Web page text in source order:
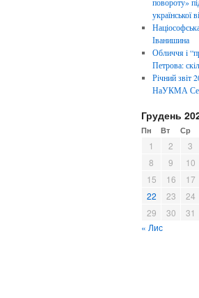
української
Іванишина
Обличчя i
Петрова:
Річний звіт
НаУКМА
Грудень
Пн Вт Ср
1 2 3
8
9 10
15
16 17
22
23 24
29
30
31
« Лис